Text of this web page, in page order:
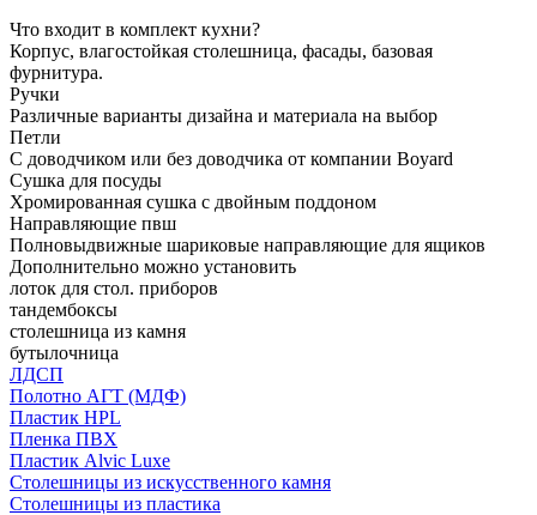
Что входит в комплект кухни?
Корпус, влагостойкая столешница, фасады, базовая
фурнитура.
Ручки
Различные варианты дизайна и материала на выбор
Петли
С доводчиком или без доводчика от компании Boyard
Сушка для посуды
Хромированная сушка с двойным поддоном
Направляющие пвш
Полновыдвижные шариковые направляющие для ящиков
Дополнительно можно установить
лоток для стол. приборов
тандембоксы
столешница из камня
бутылочница
ЛДСП
Полотно АГТ (МДФ)
Пластик HPL
Пленка ПВХ
Пластик Alvic Luxe
Столешницы из искусственного камня
Столешницы из пластика